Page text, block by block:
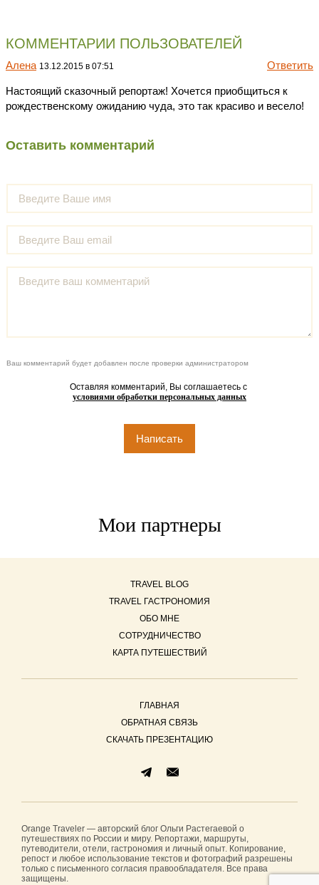
КОММЕНТАРИИ ПОЛЬЗОВАТЕЛЕЙ
Алена 13.12.2015 в 07:51 Ответить
Настоящий сказочный репортаж! Хочется приобщиться к
рождественскому ожиданию чуда, это так красиво и весело!
Оставить комментарий
Ваш комментарий будет добавлен после проверки администратором
Оставляя комментарий, Вы соглашаетесь с
условиями обработки персональных данных
Мои партнеры
TRAVEL BLOG
TRAVEL ГАСТРОНОМИЯ
ОБО МНЕ
СОТРУДНИЧЕСТВО
КАРТА ПУТЕШЕСТВИЙ
ГЛАВНАЯ
ОБРАТНАЯ СВЯЗЬ
СКАЧАТЬ ПРЕЗЕНТАЦИЮ
Orange Traveler — авторский блог Ольги Растегаевой о
путешествиях по России и миру. Репортажи, маршруты,
путеводители, отели, гастрономия и личный опыт. Копирование,
репост и любое использование текстов и фотографий разрешены
только с письменного согласия правообладателя. Все права
защищены.